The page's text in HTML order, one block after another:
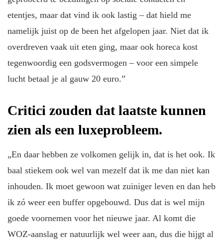
etentjes, maar dat vind ik ook lastig – dat hield me
namelijk juist op de been het afgelopen jaar. Niet dat ik
overdreven vaak uit eten ging, maar ook horeca kost
tegenwoordig een godsvermogen – voor een simpele
lucht betaal je al gauw 20 euro.”
Critici zouden dat laatste kunnen
zien als een luxeprobleem.
„En daar hebben ze volkomen gelijk in, dat is het ook. Ik
baal stiekem ook wel van mezelf dat ik me dan niet kan
inhouden. Ik moet gewoon wat zuiniger leven en dan heb
ik zó weer een buffer opgebouwd. Dus dat is wel mijn
goede voornemen voor het nieuwe jaar. Al komt die
WOZ-aanslag er natuurlijk wel weer aan, dus die hijgt al